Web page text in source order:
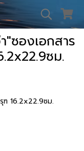
"ซองเอกสาร
ซม.
ฑ 16.2x22.9ซม.